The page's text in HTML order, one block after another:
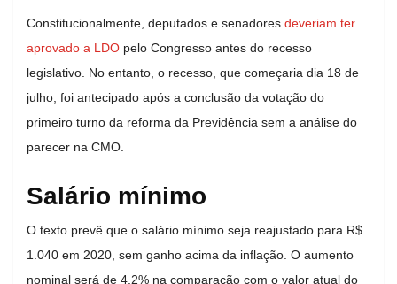
Constitucionalmente, deputados e senadores deveriam ter
aprovado a LDO pelo Congresso antes do recesso
legislativo. No entanto, o recesso, que começaria dia 18 de
julho, foi antecipado após a conclusão da votação do
primeiro turno da reforma da Previdência sem a análise do
parecer na CMO.
Salário mínimo
O texto prevê que o salário mínimo seja reajustado para R$
1.040 em 2020, sem ganho acima da inflação. O aumento
nominal será de 4,2% na comparação com o valor atual do